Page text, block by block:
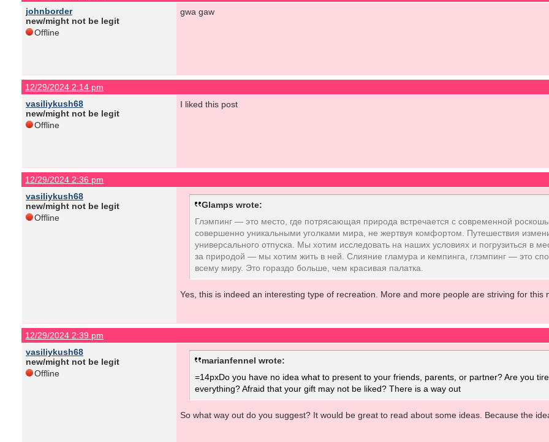
johnborder
new/might not be legit
Offline
gwa gaw
12/29/2024 2:14 pm
vasiliykush68
new/might not be legit
Offline
I liked this post
12/29/2024 2:36 pm
vasiliykush68
new/might not be legit
Offline
Glamps wrote:
Глэмпинг — это место, где потрясающая природа встречается с современной
совершенно уникальными уголками мира, не жертвуя комфортом. Путешествия
универсального отпуска. Мы хотим исследовать на наших условиях и погрузиться в
за природой — мы хотим жить в ней. Слияние гламура и кемпинга, глэмпинг — это
всему миру. Это гораздо больше, чем красивая палатка.
Yes, this is indeed an interesting type of recreation. More and more people are striving for this
12/29/2024 2:39 pm
vasiliykush68
new/might not be legit
Offline
marianfennel wrote:
=14pxDo you have no idea what to present to your friends, parents, or partner? Are you
everything? Afraid that your gift may not be liked? There is a way out
So what way out do you suggest? It would be great to read about some ideas. Because the